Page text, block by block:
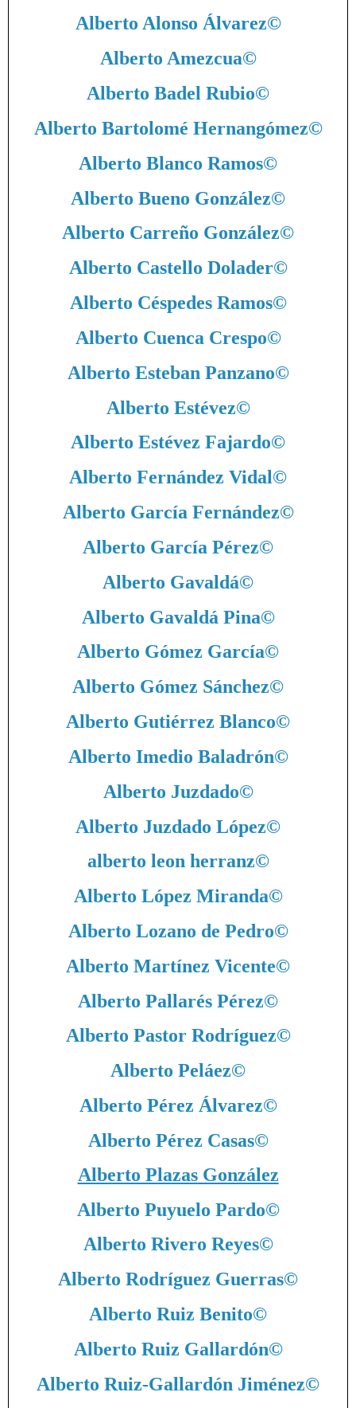
Alberto Alonso Álvarez©
Alberto Amezcua©
Alberto Badel Rubio©
Alberto Bartolomé Hernangómez©
Alberto Blanco Ramos©
Alberto Bueno González©
Alberto Carreño González©
Alberto Castello Dolader©
Alberto Céspedes Ramos©
Alberto Cuenca Crespo©
Alberto Esteban Panzano©
Alberto Estévez©
Alberto Estévez Fajardo©
Alberto Fernández Vidal©
Alberto García Fernández©
Alberto García Pérez©
Alberto Gavaldá©
Alberto Gavaldá Pina©
Alberto Gómez García©
Alberto Gómez Sánchez©
Alberto Gutiérrez Blanco©
Alberto Imedio Baladrón©
Alberto Juzdado©
Alberto Juzdado López©
alberto leon herranz©
Alberto López Miranda©
Alberto Lozano de Pedro©
Alberto Martínez Vicente©
Alberto Pallarés Pérez©
Alberto Pastor Rodríguez©
Alberto Peláez©
Alberto Pérez Álvarez©
Alberto Pérez Casas©
Alberto Plazas González
Alberto Puyuelo Pardo©
Alberto Rivero Reyes©
Alberto Rodríguez Guerras©
Alberto Ruiz Benito©
Alberto Ruiz Gallardón©
Alberto Ruiz-Gallardón Jiménez©